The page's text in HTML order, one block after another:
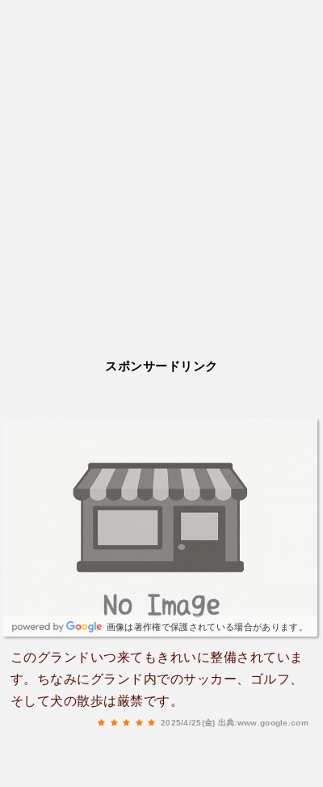
スポンサードリンク
画像は著作権で保護されている場合があります。
このグランドいつ来てもきれいに整備されていま
す。ちなみにグランド内でのサッカー、ゴルフ、
そして犬の散歩は厳禁です。
2025/4/25(金) 出典:www.google.com